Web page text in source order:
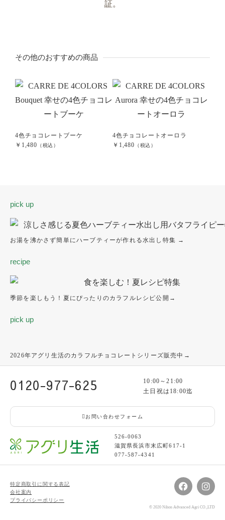
その他のおすすめの商品
4色チョコレートブーケ
￥1,480 （税込）
4色チョコレートオーロラ
￥1,480 （税込）
pick up
お湯を沸かさず簡単にハーブティーが作れる水出し特集 →
recipe
季節を楽しもう！夏にぴったりのカラフルレシピ公開→
pick up
2026年アグリ生活のカラフルチョコレートシリーズ販売中→
0120-977-625
10:00～21:00
土日祝は18:00迄
お問い合わせフォーム
526-0063
滋賀県長浜市末広町617-1
077-587-4341
特定商取引に関する表記
会社案内
プライバシーポリシー
© 2020 Nihon Advanced Agri CO.,LTD